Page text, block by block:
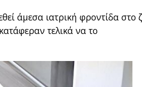
άμεσα ιατρική φροντίδα στο
τελικά να το